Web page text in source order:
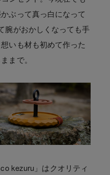
ぶって真っ白になって
腕がおかしくなっても手
いも材も初めて作った
まで。
kezuru」はクオリティ